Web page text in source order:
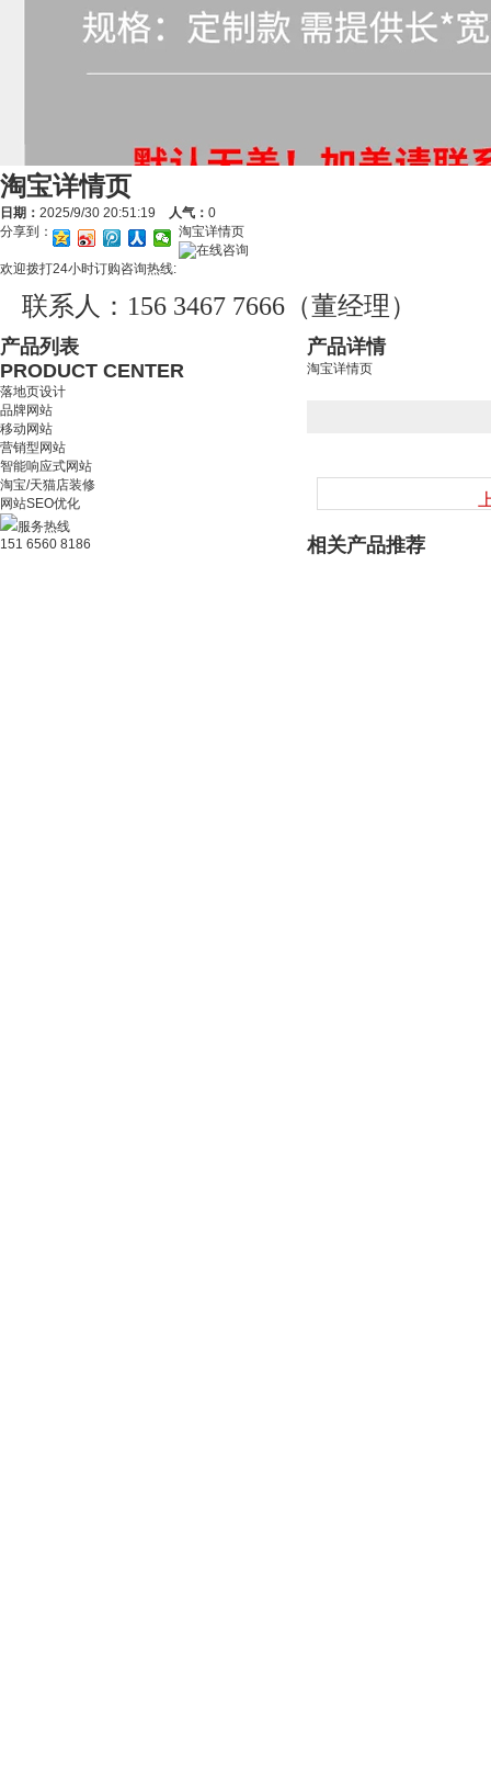
淘宝详情页
日期： 2025/9/30 20:51:19 人气： 0
分享到：
淘宝详情页
欢迎拨打24小时订购咨询热线:
联系人：156 3467 7666（董经理）
产品列表
PRODUCT CENTER
落地页设计
品牌网站
移动网站
营销型网站
智能响应式网站
淘宝/天猫店装修
网站SEO优化
服务热线
151 6560 8186
产品详情
淘宝详情页
相关产品推荐